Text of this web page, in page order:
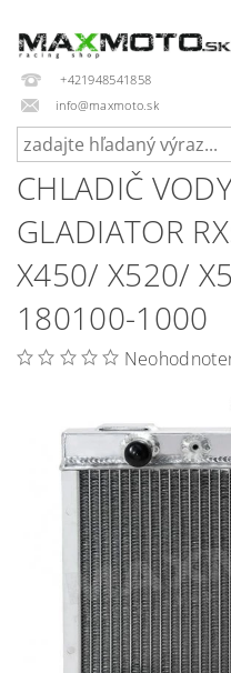
+421948541858
info@maxmoto.sk
CHLADIČ
GLADIATOR
X450/ X520/
180100-1000